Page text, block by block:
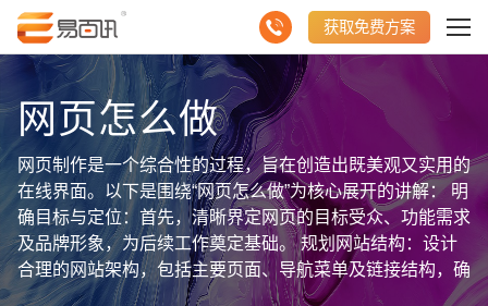
获取免费方案
网页怎么做
网页制作是一个综合性的过程，旨在创造出既美观又实用的
在线界面。以下是围绕“网页怎么做”为核心展开的讲解： 明
确目标与定位：首先，清晰界定网页的目标受众、功能需求
及品牌形象，为后续工作奠定基础。 规划网站结构：设计
合理的网站架构，包括主要页面、导航菜单及链接结构，确
保用户能够轻松找到所需信息。 界面设计与美化：运用色